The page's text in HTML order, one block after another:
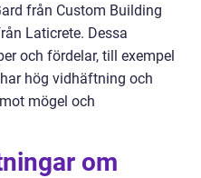
från Custom Building
Laticrete. Dessa
och fördelar, till exempel
hög vidhäftning och
mögel och
om